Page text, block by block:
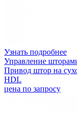
Узнать подробнее
Управление
Привод штор на
HDL
цена по запросу